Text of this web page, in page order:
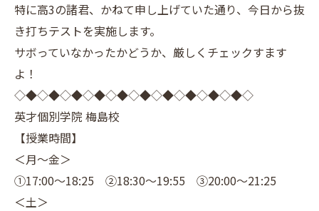
特に高3の諸君、かねて申し上げていた通り、今日から抜
き打ちテストを実施します。
サボっていなかったかどうか、厳しくチェックすます
よ！
◇◆◇◆◇◆◇◆◇◆◇◆◇◆◇◆◇◆◇◆◇
英才個別学院 梅島校
【授業時間】
＜月～金＞
①17:00～18:25 ②18:30～19:55 ③20:00～21:25
＜土＞